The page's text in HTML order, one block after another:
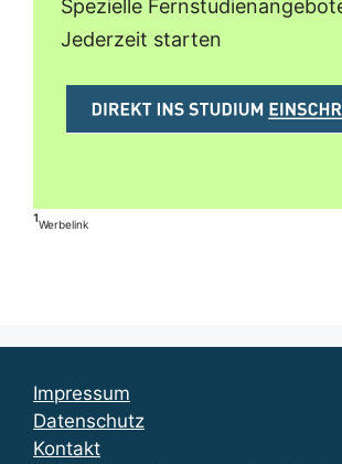
Spezielle
Jederzeit starten
¹Werbelink
Impressum
Datenschutz
Kontakt